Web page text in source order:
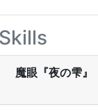
魔眼『夜の雫』